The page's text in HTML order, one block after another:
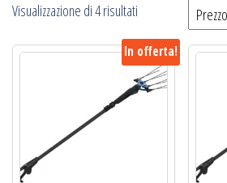
Visualizzazione di 4 risultati
più
economico
In offerta!